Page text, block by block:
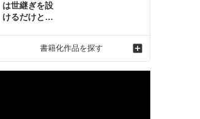
は世継ぎを設
けるだけと聞
れ才女の幸せ
な結婚～2
書籍化作品を探す